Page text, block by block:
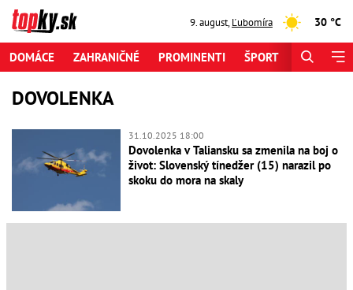
9. august,Ľubomíra 30 °C
DOMÁCE ZAHRANIČNÉ PROMINENTI ŠPORT
DOVOLENKA
31.10.2025 18:00
Dovolenka v Taliansku sa zmenila na boj o
život: Slovenský tínedžer (15) narazil po
skoku do mora na skaly